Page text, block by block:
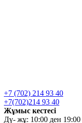
+7 (702) 214 93 40
+7(702)214 93 40
Жұмыс кестесі
Дү- жұ: 10:00 ден 19:00